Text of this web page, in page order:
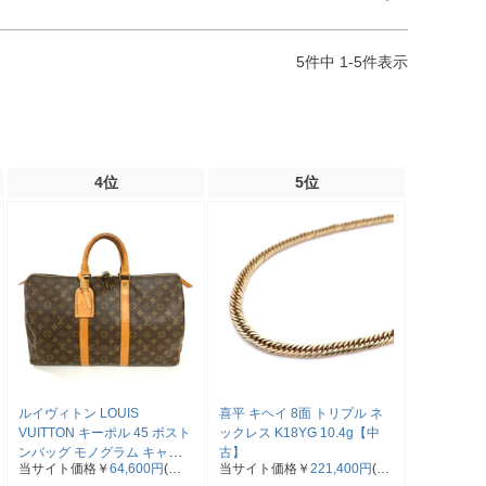
5件中 1-5件表示
4位 5位
ルイヴィトン LOUIS
VUITTON キーポル 45 ボスト
ンバッグ モノグラム キャン
バス M41428 SP0961【中
当サイト価格￥ 64,600円(税
喜平 キヘイ 8面 トリプル ネ
ックレス K18YG 10.4g【中
古】
当サイト価格￥ 221,400円(税